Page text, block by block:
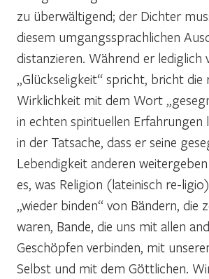
zu überwältigend; der Dichter
diesem umgangssprachlichen
distanzieren. Während er lediglich
„Glückseligkeit“ spricht, bricht die
Wirklichkeit mit dem Wort
in echten spirituellen Erfahrungen
in der Tatsache, dass er seine
Lebendigkeit anderen
es, was Religion (lateinisch re-
„wieder binden“ von Bändern, die
waren, Bande, die uns mit allen
Geschöpfen verbinden, mit
Selbst und mit dem Göttlichen.